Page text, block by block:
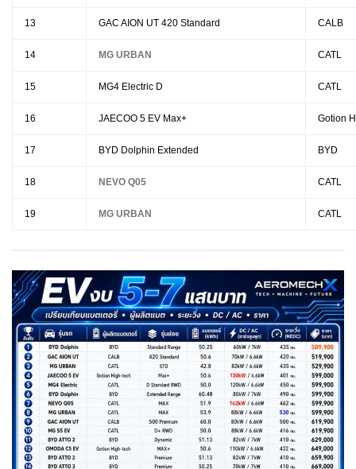
13 GAC AION UT 420 Standard CALB
14 MG URBAN CATL
15 MG4 Electric D CATL
16 JAECOO 5 EV Max+ Gotion
17 BYD Dolphin Extended BYD
18 NEVO Q05 CATL
19 MG URBAN CATL